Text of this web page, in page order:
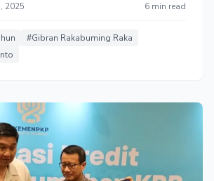
evidence-based policy, dan warisan
2025 6 min read
#Gibran Rakabuming Raka